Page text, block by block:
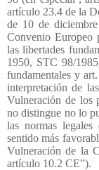
artículo 23.4 de la
de 10 de
Convenio Europeo
las libertades
1950, STC 98/
fundamentales y
interpretación de
Vulneración de los
no distingue no lo
las normas
sentido más
Vulneración de la
artículo 10.2 CE”).